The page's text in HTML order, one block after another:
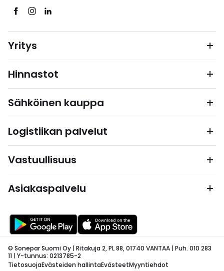
Yritys
Hinnastot
Sähköinen kauppa
Logistiikan palvelut
Vastuullisuus
Asiakaspalvelu
© Sonepar Suomi Oy | Ritakuja 2, PL 88, 01740 VANTAA | Puh. 010 283
11 | Y-tunnus: 0213785-2
TietosuojaEvästeiden hallintaEvästeetMyyntiehdot